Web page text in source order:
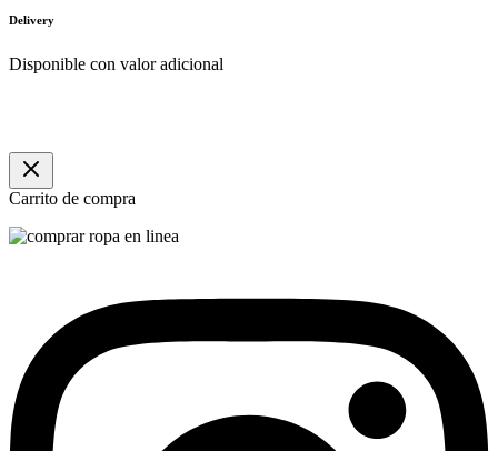
Delivery
Disponible con valor adicional
Carrito de compra